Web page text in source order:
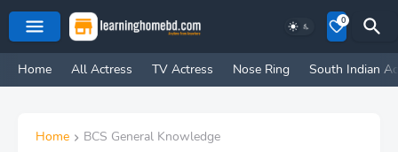
0
Home All Actress TV Actress Nose Ring South Indian
Home BCS General Knowledge